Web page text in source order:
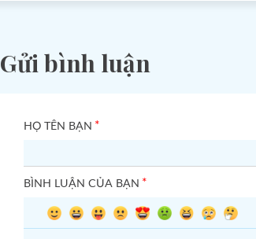
Gửi bình luận
HỌ TÊN BẠN *
BÌNH LUẬN CỦA BẠN *